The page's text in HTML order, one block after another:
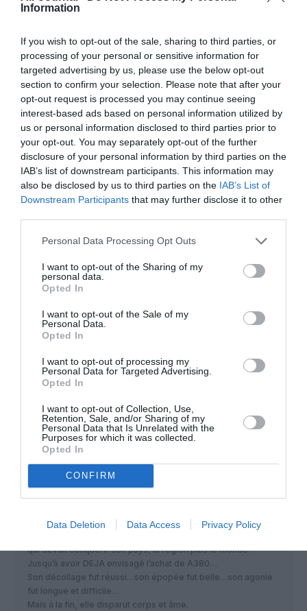
Information
If you wish to opt-out of the sale, sharing to third parties, or
processing of your personal or sensitive information for
targeted advertising by us, please use the below opt-out
section to confirm your selection. Please note that after your
opt-out request is processed you may continue seeing
interest-based ads based on personal information utilized by
us or personal information disclosed to third parties prior to
your opt-out. You may separately opt-out of the further
disclosure of your personal information by third parties on the
IAB’s list of downstream participants. This information may
also be disclosed by us to third parties on the IAB’s List of
Downstream Participants that may further disclose it to other
Personal Data Processing Opt Outs
I want to opt-out of the Sharing of my
personal data.
Opted In
I want to opt-out of the Sale of my
Personal Data.
Opted In
I want to opt-out of processing my
Personal Data for Targeted Advertising.
Opted In
I want to opt-out of Collection, Use,
Retention, Sale, and/or Sharing of my
Personal Data that Is Unrelated with the
Purposes for which it was collected.
Opted In
CONFIRM
Data Deletion Data Access Privacy Policy
Un déficit de financement de près de 1,19 milliard de
Quant à Air India, c’est 4,1 milliards de dollars de
Sans compter que l’Inde voulait se débarrasser de
Air India : les tentatives de vendre 76% du capital de
la compagnie nationale ayant échoué…
Plus bas, un commentaire concernant Kingfisher….
Bref les compagnies indiennes sont dans la
tourmente…
RÉPONDRE
J’avoue que Ethiad c’est bien planté limite dans toutes les
Serbia pour l’instant qui va bien ?
commenté :
min
Après s’être ” bien plantée dans toutes les
Ethad est maintenant en train de se planter elle-
même!
qui devait conquérir son pays, la région puis le monde?
Jusqu’à avoir DEJA envisagé l’achat de A380…
Son décollage fut réussi…son épopée fut belle…son agonie
fut longue et difficile…
Mais à la fin, elle disparut corps et âme.